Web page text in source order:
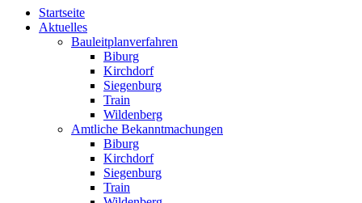
Startseite
Aktuelles
Bauleitplanverfahren
Biburg
Kirchdorf
Siegenburg
Train
Wildenberg
Amtliche Bekanntmachungen
Biburg
Kirchdorf
Siegenburg
Train